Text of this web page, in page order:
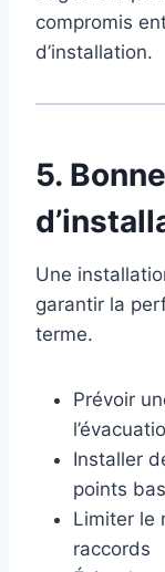
compromis
d’installation.
5.
Une
garantir la
terme.
Prévoir
Installer
points bas
Limiter le
raccords